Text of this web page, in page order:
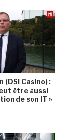
(DSI Casino) :
être aussi
de son IT »